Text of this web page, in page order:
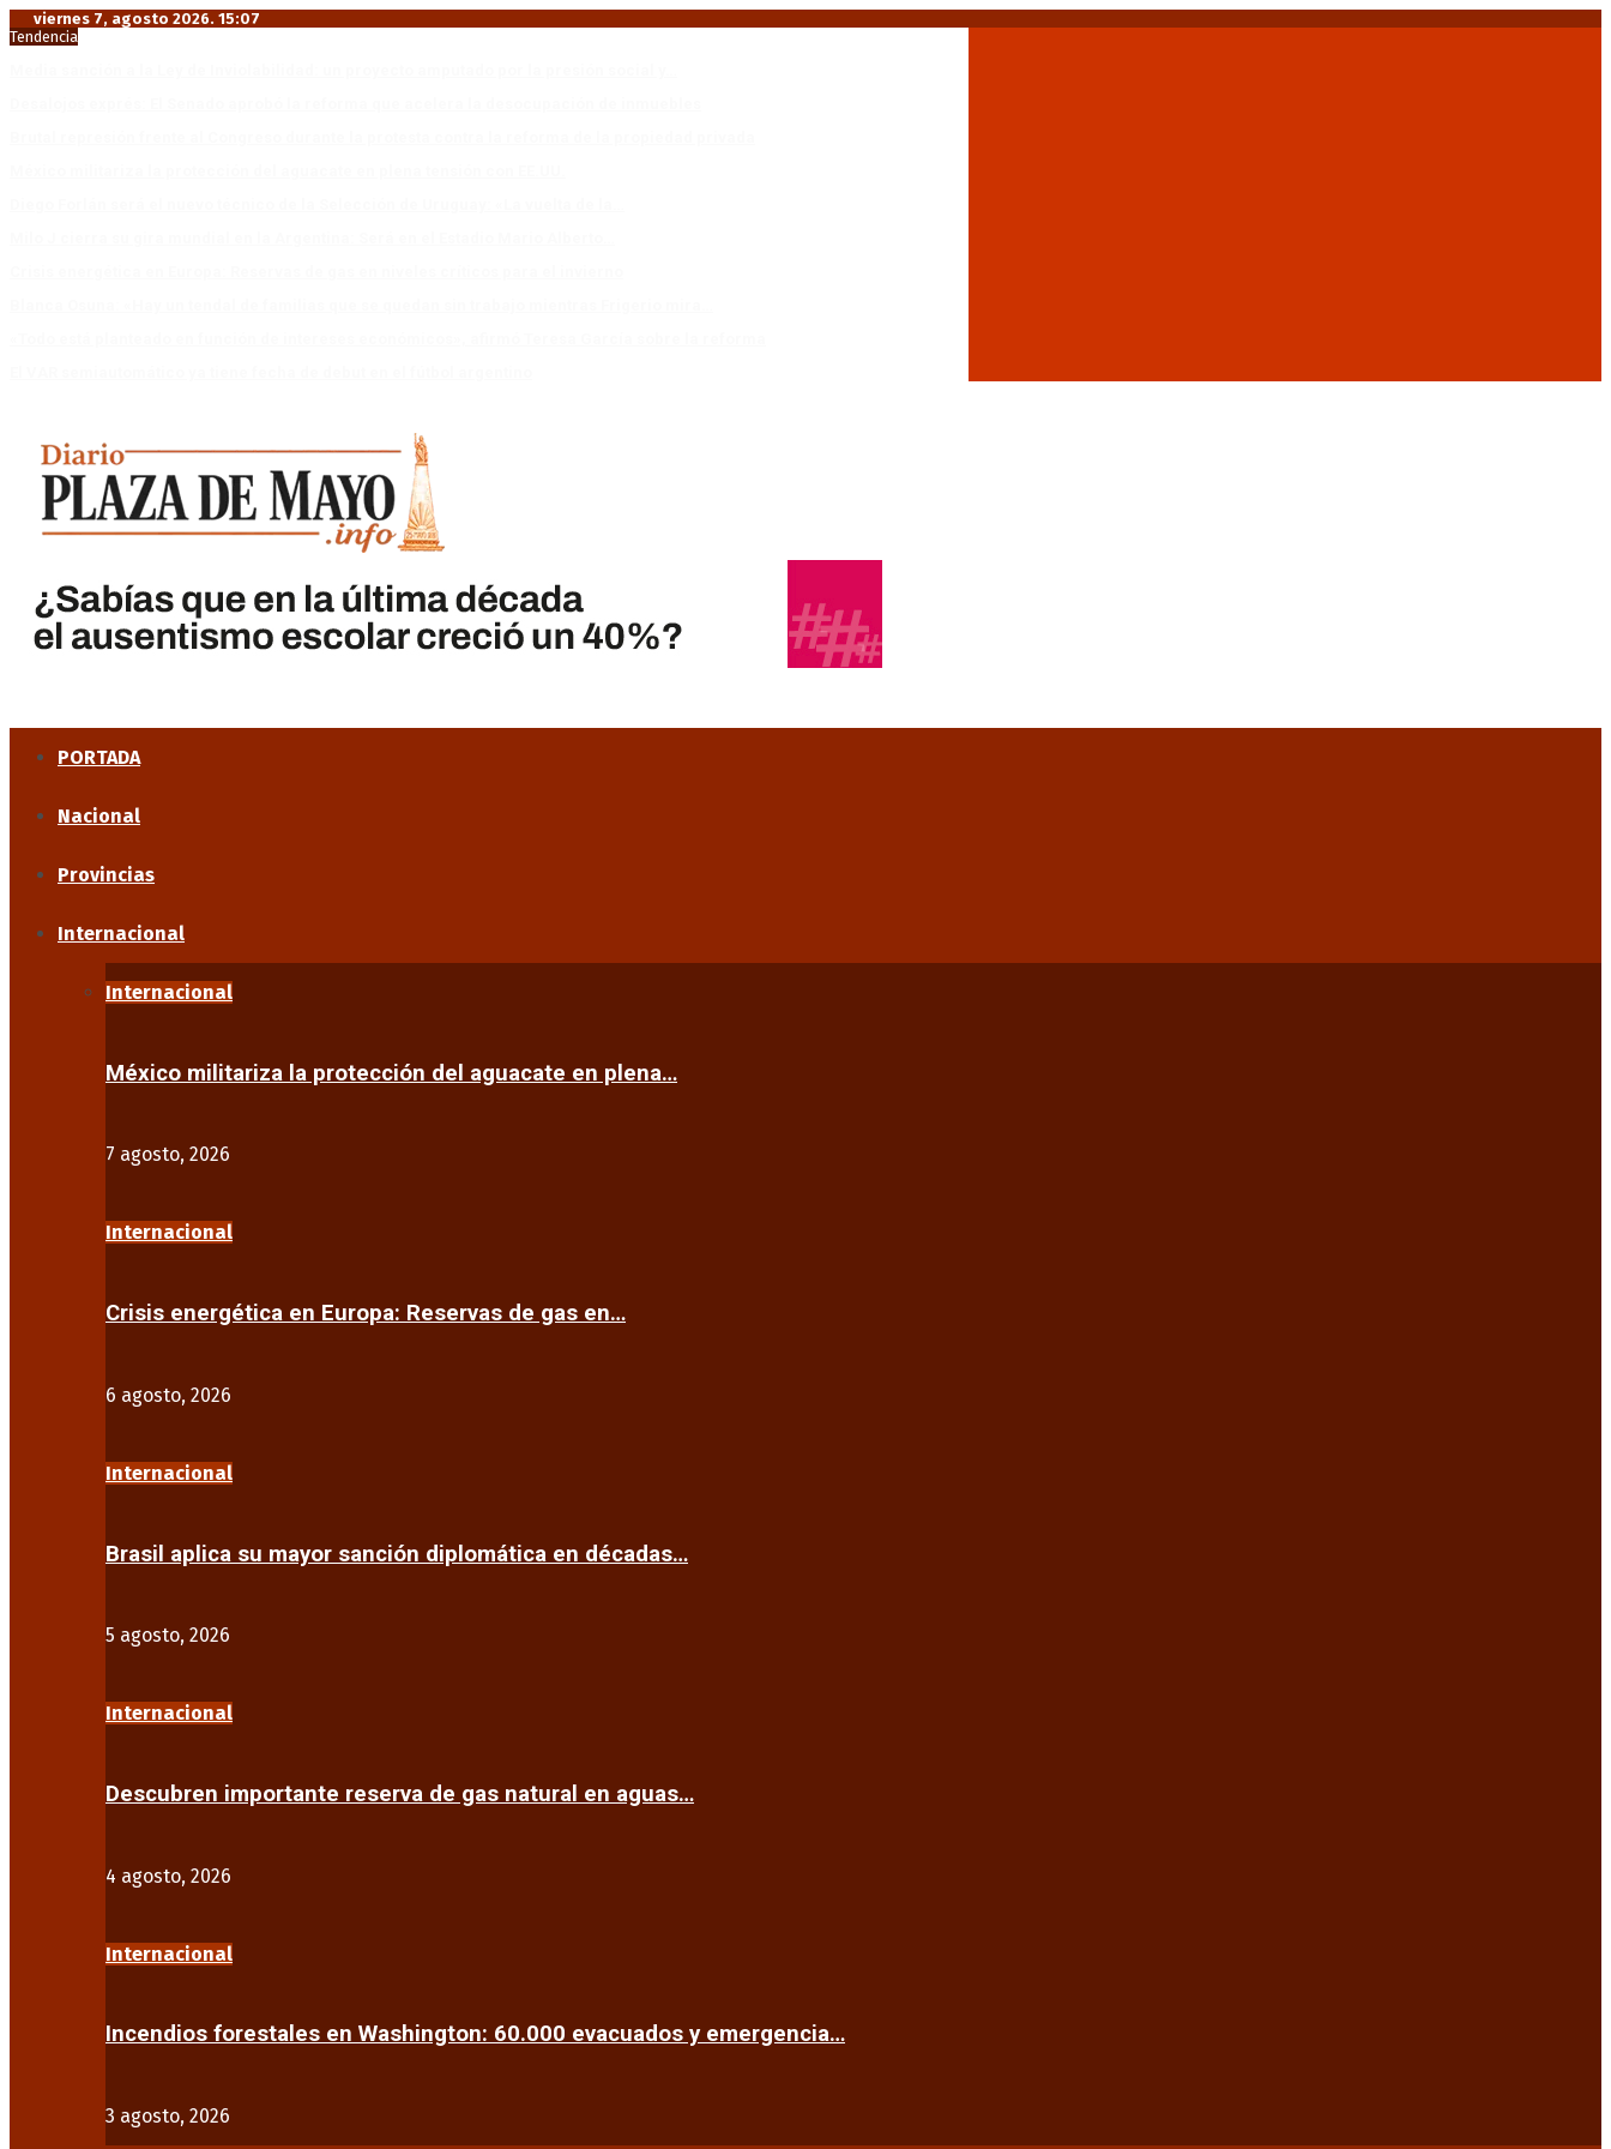
viernes 7, agosto 2026. 15:07
Tendencia
PORTADA
Nacional
Provincias
Internacional
Internacional
México militariza la protección del aguacate en plena…
7 agosto, 2026
Internacional
Crisis energética en Europa: Reservas de gas en…
6 agosto, 2026
Internacional
Brasil aplica su mayor sanción diplomática en décadas…
5 agosto, 2026
Internacional
Descubren importante reserva de gas natural en aguas…
4 agosto, 2026
Internacional
Incendios forestales en Washington: 60.000 evacuados y emergencia…
3 agosto, 2026